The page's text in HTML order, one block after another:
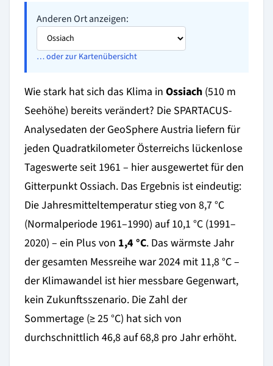
Anderen Ort anzeigen:
… oder zur Kartenübersicht
Wie stark hat sich das Klima in Ossiach (510 m
Seehöhe) bereits verändert? Die SPARTACUS-
Analysedaten der GeoSphere Austria liefern für
jeden Quadratkilometer Österreichs lückenlose
Tageswerte seit 1961 – hier ausgewertet für den
Gitterpunkt Ossiach. Das Ergebnis ist eindeutig:
Die Jahresmitteltemperatur stieg von 8,7 °C
(Normalperiode 1961–1990) auf 10,1 °C (1991–
2020) – ein Plus von 1,4 °C. Das wärmste Jahr
der gesamten Messreihe war 2024 mit 11,8 °C –
der Klimawandel ist hier messbare Gegenwart,
kein Zukunftsszenario. Die Zahl der
Sommertage (≥ 25 °C) hat sich von
durchschnittlich 46,8 auf 68,8 pro Jahr erhöht.